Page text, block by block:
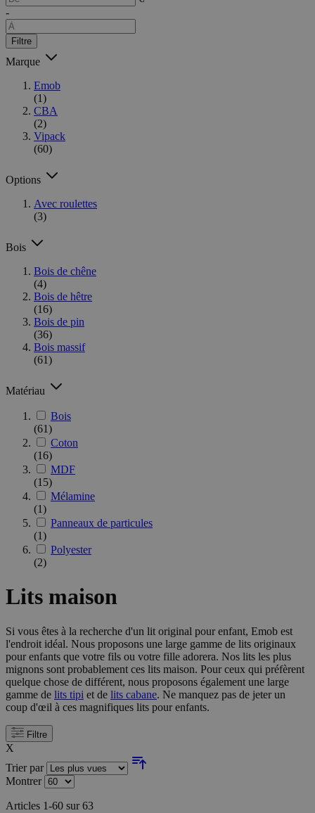
-
Filtre
Marque
Emob
(1)
CBA
(2)
Vipack
(60)
Options
Avec roulettes
(3)
Bois
Bois de chêne
(4)
Bois de hêtre
(16)
Bois de pin
(36)
Bois massif
(61)
Matériau
Bois
(61)
Coton
(16)
MDF
(15)
Mélamine
(1)
Panneaux de particules
(1)
Polyester
(2)
Lits maison
Si vous êtes à la recherche d'un lit original pour enfant, Emob est
l'endroit idéal. Nous proposons une large gamme de lits originaux
pour enfants que votre fils ou votre fille adorera. Nos lits les plus
mignons sont probablement ces lits maison. Pour ceux qui préfèrent
quelque chose de différent, nous proposons également une large
gamme de lits tipi et de lits cabane. Ne manquez pas de jeter un
coup d'œil à ces magnifiques lits pour enfants.
Filtre
X
Trier par
Montrer
Articles 1-60 sur63